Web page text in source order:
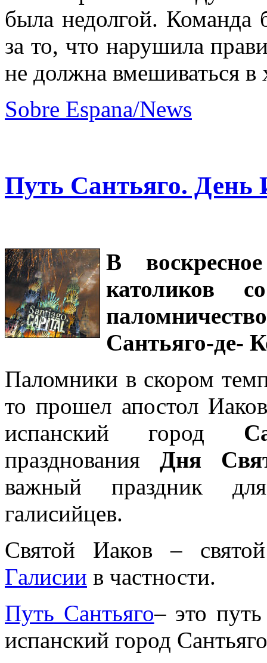
была недолгой. Команда
за то, что нарушила
не должна вмешиваться в
Sobre Espana/News
Путь Сантьяго. День
В
католиков
Сантьяго-де-
Паломники в скором
то прошел апостол
испанский город
празднования Дня
важный праздник
галисийцев.
Святой Иаков –
Галисии в частности.
Путь Сантьяго– это
испанский город